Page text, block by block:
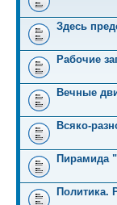
Здесь
Рабочие
Вечные
Всяко-
Пирамида
Политика.